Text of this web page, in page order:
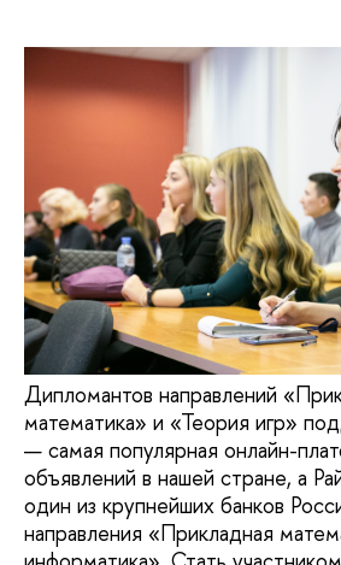
Дипломантов направлений
математика» и «Теория игр»
— самая популярная онлайн-
объявлений в нашей стране, а
один из крупнейших банков
направления «Прикладная